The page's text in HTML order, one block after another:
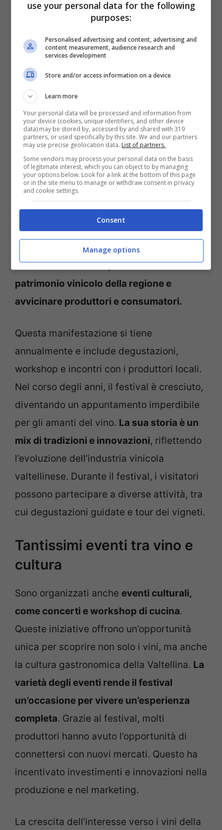
I vini valtellinesi si distinguono per il loro
corpo elegante e la loro mineralità unica
influenzata dal terreno montuoso. La
vendemmia manuale dei grappoli
consente di selezionare solo i migliori
frutti. Inoltre, la pratica della
fermentazione in legno conferisce ai vini
una complessità aromatica particolare.
Questa attenzione ai dettagli rende i vini
della Valtellina particolarmente apprezzati
dai sommelier e dagli esperti.
Wine Festival è nato per valorizzare il
patrimonio vinicolo della regione e
avvicinare produttori e consumatori.
Questa manifestazione si tiene
annualmente e include degustazioni,
workshop e incontri con i produttori locali.
Nel corso degli anni, il festival è cresciuto,
diventando un appuntamento imperdibile
per gli amanti del vino. La sua storia è un
mix di tradizioni e innovazioni, riflettendo
l’evoluzione dell’industria vinicola
valtellinese. Durante il festival, i visitatori
possono partecipare a diverse attività, tra
cui degustazioni guidate e tour dei vigneti.
Tantissimi eventi tra vino e
cultura
Sono organizzati anche eventi culturali,
come concerti e workshop di cucina.
Queste iniziative offrono un’opportunità
unica per scoprire non solo i vini, ma anche
la cultura gastronomica della Valtellina. La
varietà degli eventi rende il festival
un’occasione per vivere un’esperienza
completa. Grazie al festival, molti
produttori hanno avuto l’opportunità di
connettersi con nuovi mercati. Questo ha
incentivato investimenti e innovazioni nella
produzione e nel marketing.
La crescita dell’interesse verso i vini della
use your personal data for the following
purposes:
Personalised advertising and content, advertising and
content measurement, audience research and
services development
Store and/or access information on a device
Learn more
Your personal data will be processed and information from
your device (cookies, unique identifiers, and other device
data) may be stored by, accessed by and shared with 319
partners, or used specifically by this site. We and our partners
may use precise geolocation data. List of partners.
Some vendors may process your personal data on the basis
of legitimate interest, which you can object to by managing
your options below. Look for a link at the bottom of this page
or in the site menu to manage or withdraw consent in privacy
and cookie settings.
Consent
Manage options